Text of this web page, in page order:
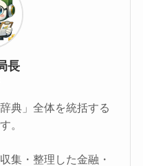
長
典」全体を統括する
。
集・整理した金融・